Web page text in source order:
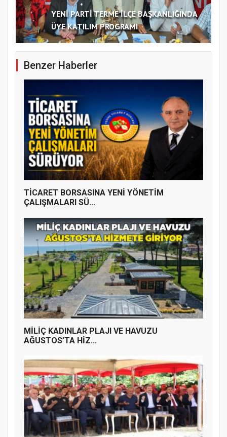
YENİ PARTİ TERME İLÇE BAŞKANLIĞINDA
ÜYE KATILIM PROGRAMI
Benzer Haberler
TİCARET BORSASINA YENİ YÖNETİM
ÇALIŞMALARI SÜ...
MİLİÇ KADINLAR PLAJI VE HAVUZU
AĞUSTOS’TA HİZ...